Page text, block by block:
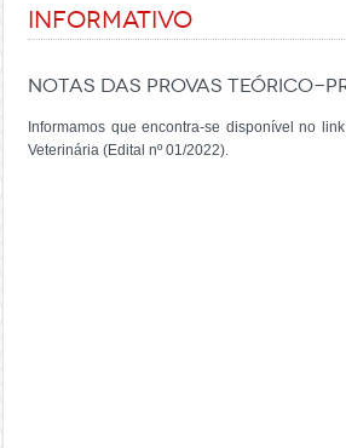
Informativo
NOTAS DAS PROVAS TEÓRICO-
Informamos que encontra-se disponível no
Veterinária (Edital nº 01/2022).